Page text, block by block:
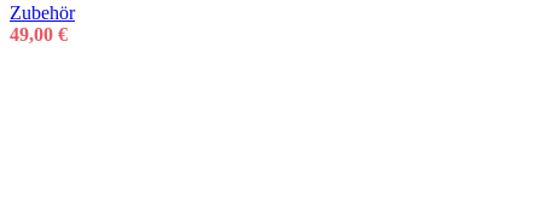
Zubehör
49,00 €